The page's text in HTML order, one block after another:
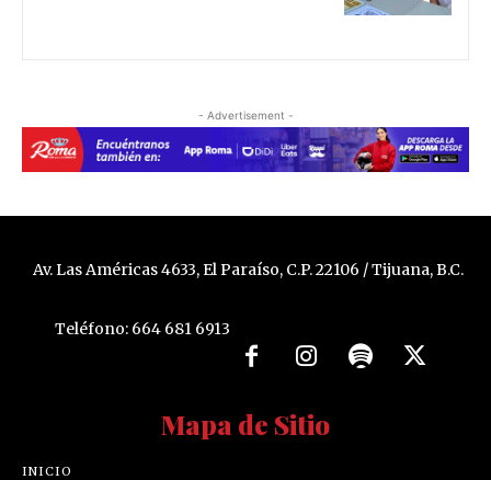
- Advertisement -
Av. Las Américas 4633, El Paraíso, C.P. 22106 / Tijuana, B.C.
Teléfono: 664 681 6913
Mapa de Sitio
INICIO